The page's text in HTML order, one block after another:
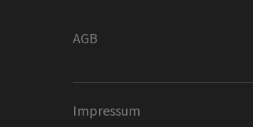
AGB
Impressum